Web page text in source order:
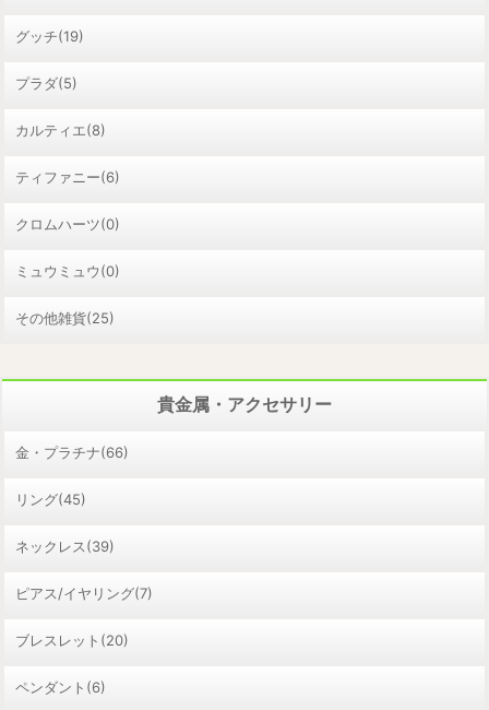
グッチ(19)
プラダ(5)
カルティエ(8)
ティファニー(6)
クロムハーツ(0)
ミュウミュウ(0)
その他雑貨(25)
貴金属・アクセサリー
金・プラチナ(66)
リング(45)
ネックレス(39)
ピアス/イヤリング(7)
ブレスレット(20)
ペンダント(6)